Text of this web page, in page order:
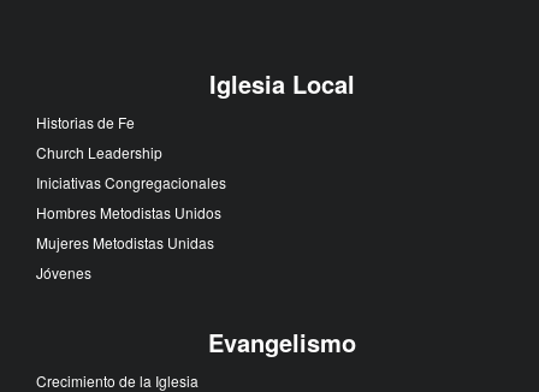
Iglesia Local
Historias de Fe
Church Leadership
Iniciativas Congregacionales
Hombres Metodistas Unidos
Mujeres Metodistas Unidas
Jóvenes
Evangelismo
Crecimiento de la Iglesia